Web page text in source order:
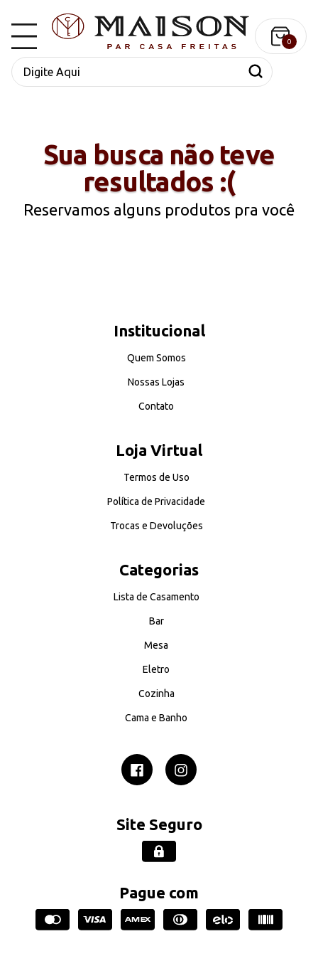
0
Sua busca não teve
resultados :(
Reservamos alguns produtos pra você
Institucional
Quem Somos
Nossas Lojas
Contato
Loja Virtual
Termos de Uso
Política de Privacidade
Trocas e Devoluções
Categorias
Lista de Casamento
Bar
Mesa
Eletro
Cozinha
Cama e Banho
Site Seguro
Pague com